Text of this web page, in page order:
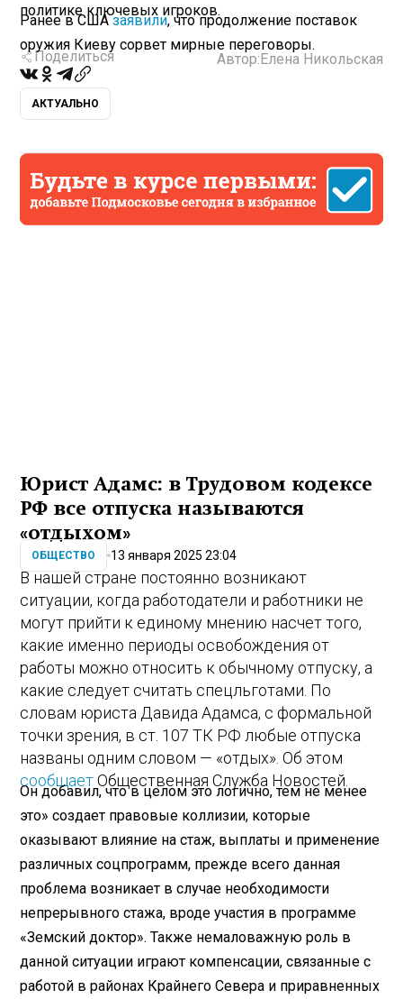
политике ключевых игроков.
Ранее в СШАзаявили, что продолжение поставок
оружия Киеву сорвет мирные переговоры.
Поделиться Автор: Елена Никольская
АКТУАЛЬНО
Юрист Адамс: в Трудовом кодексе
РФ все отпуска называются
«отдыхом»
ОБЩЕСТВО 13 января 2025 23:04
В нашей стране постоянно возникают
ситуации, когда работодатели и работники не
могут прийти к единому мнению насчет того,
какие именно периоды освобождения от
работы можно относить к обычному отпуску, а
какие следует считать спецльготами. По
словам юриста Давида Адамса, с формальной
точки зрения, в ст. 107 ТК РФ любые отпуска
названы одним словом — «отдых». Об этом
сообщаетОбщественная Служба Новостей.
Он добавил, что в целом это логично, тем не менее
это» создает правовые коллизии, которые
оказывают влияние на стаж, выплаты и применение
различных соцпрограмм, прежде всего данная
проблема возникает в случае необходимости
непрерывного стажа, вроде участия в программе
«Земский доктор». Также немаловажную роль в
данной ситуации играют компенсации, связанные с
работой в районах Крайнего Севера и приравненных